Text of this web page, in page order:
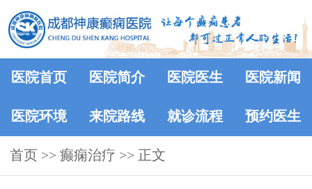
医院首页 医院简介 医院医生 医院新闻
医院环境 来院路线 就诊流程 预约医生
首页 >> 癫痫治疗 >> 正文